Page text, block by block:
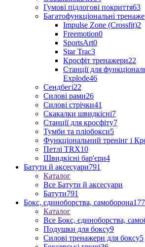
Гумові підлогові покриття63
Багатофункціональні
Impulse Zone (Crossfit)2
Freemotion0
SportsArt0
Star Trac3
Кросфіт тренажери22
Станції для
Explode46
Сендбегі22
Силові рами26
Силові стрічки41
Скакалки швидкісні7
Станції для кросфіту7
Тумби та пліобокси5
Функціональний тренінг і
Петлі TRX10
Швидкісні бар'єри4
Батути й аксесуари791
Каталог
Все Батути й аксесуари
Батути791
Бокс, єдиноборства, самоборона
Каталог
Все Бокс, єдиноборства,
Подушки для боксу9
Силові тренажери для боксу5